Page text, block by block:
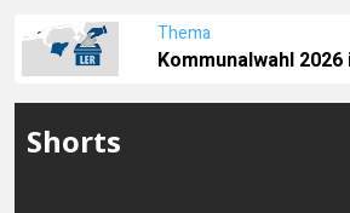
Thema
Kommunalwahl
Shorts